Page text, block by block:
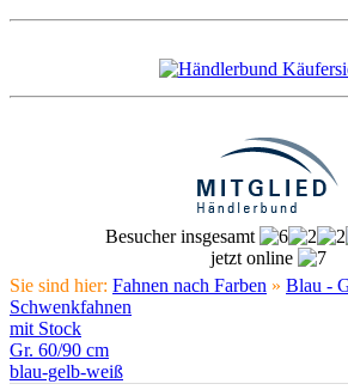
Besucher insgesamt
jetzt online
Sie sind hier: Fahnen nach Farben » Blau -
Schwenkfahnen
mit Stock
Gr. 60/90 cm
blau-gelb-weiß